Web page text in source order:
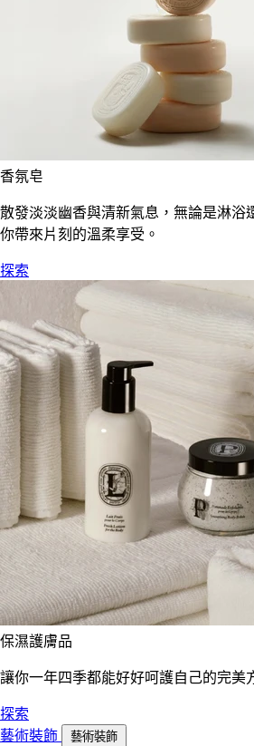
香氛皂
散發淡淡幽香與清新氣息，無論是淋浴
你帶來片刻的溫柔享受。
探索
保濕護膚品
讓你一年四季都能好好呵護自己的完美
探索
藝術裝飾
藝術裝飾